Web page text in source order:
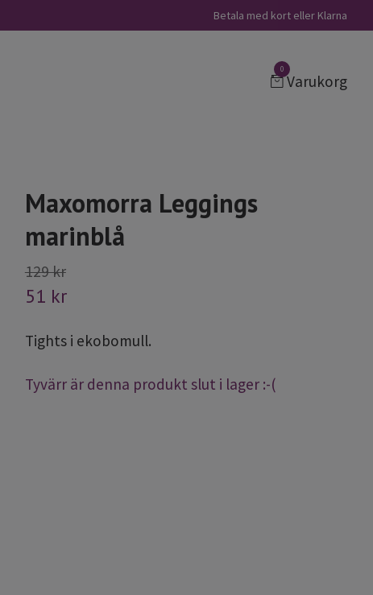
Betala med kort eller Klarna
0
Varukorg
Maxomorra Leggings
marinblå
129 kr
51 kr
Tights i ekobomull.
Tyvärr är denna produkt slut i lager :-(